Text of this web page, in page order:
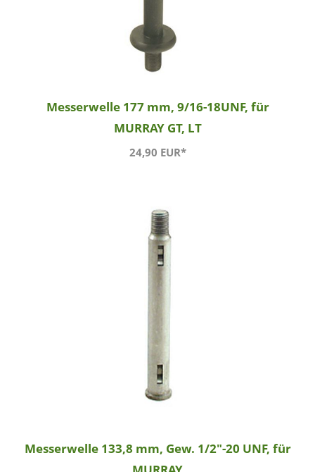
Messerwelle 177 mm, 9/16-18UNF, für
MURRAY GT, LT
24,90 EUR*
Messerwelle 133,8 mm, Gew. 1/2"-20 UNF, für